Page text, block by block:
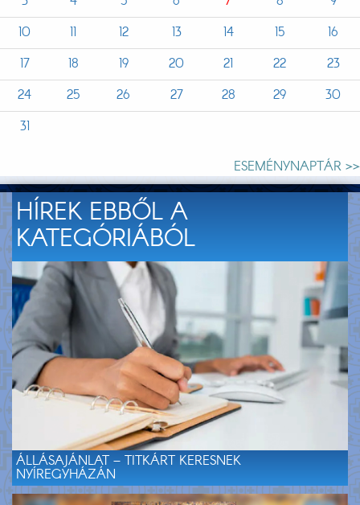
10
11 12 13 14 15
16
17
18 19 20 21 22
23
24
25 26 27 28 29
30
31
ESEMÉNYNAPTÁR >>
HÍREK EBBŐL A
KATEGÓRIÁBÓL
ÁLLÁSAJÁNLAT – TITKÁRT KERESNEK
NYÍREGYHÁZÁN